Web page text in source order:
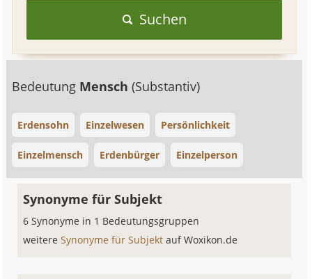
Suchen
Bedeutung Mensch(Substantiv)
Erdensohn Einzelwesen Persönlichkeit
Einzelmensch Erdenbürger Einzelperson
Synonyme für Subjekt
6 Synonyme in 1 Bedeutungsgruppen
weitereSynonyme für Subjektauf Woxikon.de